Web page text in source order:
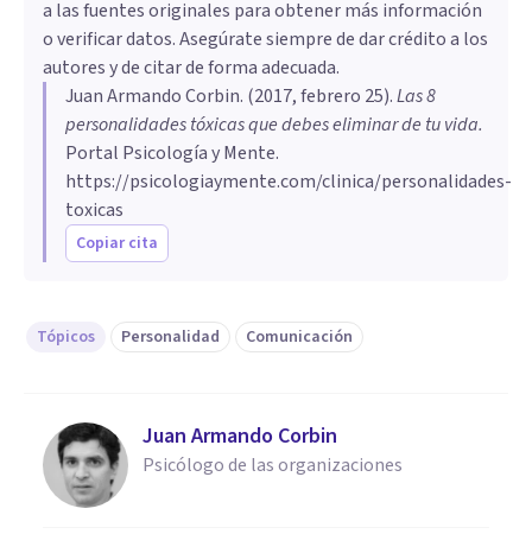
a las fuentes originales para obtener más información
o verificar datos. Asegúrate siempre de dar crédito a los
autores y de citar de forma adecuada.
Juan Armando Corbin. (2017, febrero 25).Las 8
personalidades tóxicas que debes eliminar de tu vida.
Portal Psicología y Mente.
https://psicologiaymente.com/clinica/personalidades-
toxicas
Copiar cita
Tópicos Personalidad Comunicación
Juan Armando Corbin
Psicólogo de las organizaciones